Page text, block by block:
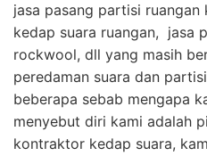
jasa pasang partisi ruangan
kedap suara ruangan, jasa
rockwool, dll yang masih
peredaman suara dan
beberapa sebab mengapa
menyebut diri kami adalah
kontraktor kedap suara,